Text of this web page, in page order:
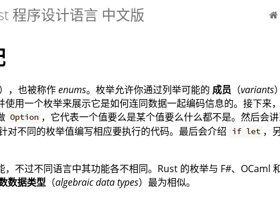
程序设计语言 中文版
），也被称作enums。枚举允许你通过列举可能的 成员 （variants
使用一个枚举来展示它是如何连同数据一起编码信息的。接下来
Option ，它代表一个值要么是某个值要么什么都不是。然后会
对不同的枚举值编写相应要执行的代码。最后会介绍 if let ，
不过不同语言中其功能各不相同。Rust 的枚举与 F#、OCaml
数据类型 （algebraic data types）最为相似。